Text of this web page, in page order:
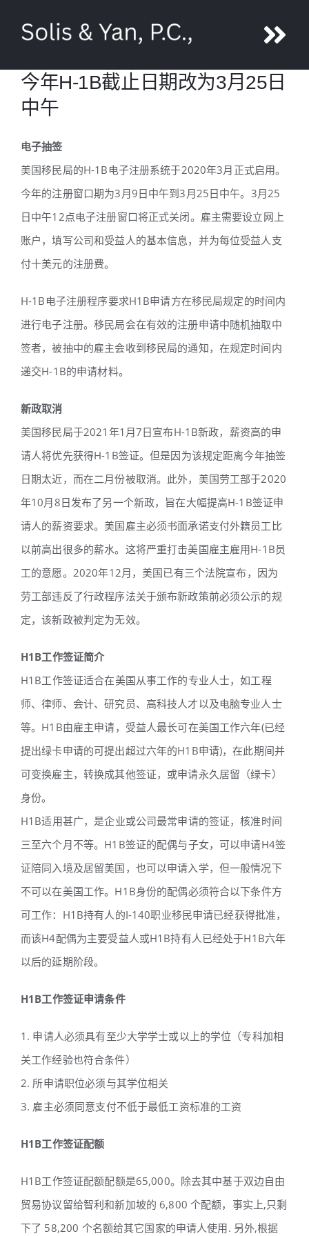
鄢旎
服务
媒体
联系
今年H-1B截止日期改为3月25日
中午
电子抽签
美国移民局的H-1B电子注册系统于2020年3月正式启用。
今年的注册窗口期为3月9日中午到3月25日中午。3月25
日中午12点电子注册窗口将正式关闭。雇主需要设立网上
账户，填写公司和受益人的基本信息，并为每位受益人支
付十美元的注册费。
H-1B电子注册程序要求H1B申请方在移民局规定的时间内
进行电子注册。移民局会在有效的注册申请中随机抽取中
签者，被抽中的雇主会收到移民局的通知，在规定时间内
递交H-1B的申请材料。
新政取消
美国移民局于2021年1月7日宣布H-1B新政，薪资高的申
请人将优先获得H-1B签证。但是因为该规定距离今年抽签
日期太近，而在二月份被取消。此外，美国劳工部于2020
年10月8日发布了另一个新政，旨在大幅提高H-1B签证申
请人的薪资要求。美国雇主必须书面承诺支付外籍员工比
以前高出很多的薪水。这将严重打击美国雇主雇用H-1B员
工的意愿。2020年12月，美国已有三个法院宣布，因为
劳工部违反了行政程序法关于颁布新政策前必须公示的规
定，该新政被判定为无效。
H1B工作签证简介
H1B工作签证适合在美国从事工作的专业人士，如工程
师、律师、会计、研究员、高科技人才以及电脑专业人士
等。H1B由雇主申请，受益人最长可在美国工作六年(已经
提出绿卡申请的可提出超过六年的H1B申请)，在此期间并
可变换雇主，转换成其他签证，或申请永久居留（绿卡）
身份。
H1B适用甚广，是企业或公司最常申请的签证，核准时间
三至六个月不等。H1B签证的配偶与子女，可以申请H4签
证陪同入境及居留美国，也可以申请入学，但一般情况下
不可以在美国工作。H1B身份的配偶必须符合以下条件方
可工作：H1B持有人的I-140职业移民申请已经获得批准，
而该H4配偶为主要受益人或H1B持有人已经处于H1B六年
以后的延期阶段。
H1B工作签证申请条件
1. 申请人必须具有至少大学学士或以上的学位（专科加相
关工作经验也符合条件）
2. 所申请职位必须与其学位相关
3. 雇主必须同意支付不低于最低工资标准的工资
H1B工作签证配额
H1B工作签证配额配额是65,000。除去其中基于双边自由
贸易协议留给智利和新加坡的 6,800 个配额，事实上,只剩
下了 58,200 个名额给其它国家的申请人使用. 另外,根据